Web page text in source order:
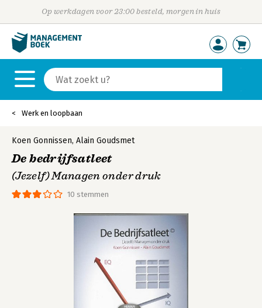
Op werkdagen voor 23:00 besteld, morgen in huis
Werk en loopbaan
10 stemmen
Koen Gonnissen, Alain Goudsmet
De bedrijfsatleet
(Jezelf) Managen onder druk